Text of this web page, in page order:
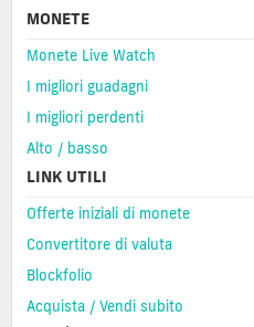
MONETE
Monete Live Watch
I migliori guadagni
I migliori perdenti
Alto / basso
LINK UTILI
Offerte iniziali di monete
Convertitore di valuta
Blockfolio
Acquista / Vendi subito